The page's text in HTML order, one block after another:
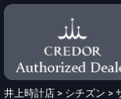
井上時計店 > シチズン >